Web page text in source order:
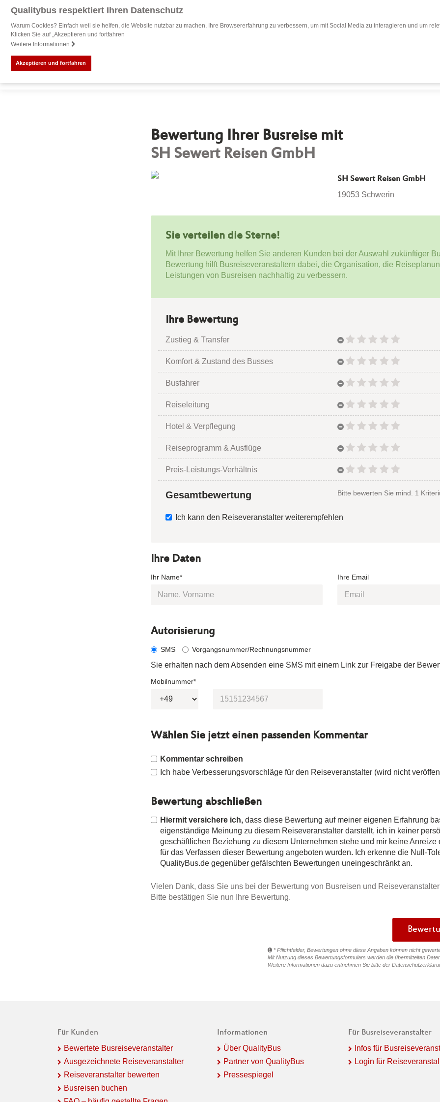
Qualitybus respektiert Ihren Datenschutz
Warum Cookies? Einfach weil sie helfen, die Website nutzbar zu machen, Ihre Browsererfahrung zu verbessern, um mit Social Media zu interagieren und um
Klicken Sie auf „Akzeptieren und fortfahren
Weitere Informationen
Akzeptieren und fortfahren
Bewertung Ihrer Busreise mit
SH Sewert Reisen GmbH
SH Sewert Reisen GmbH
19053 Schwerin
Sie verteilen die Sterne!
Mit Ihrer Bewertung helfen Sie anderen Kunden bei der Auswahl zukünftiger
Bewertung hilft Busreiseveranstaltern dabei, die Organisation, die
Leistungen von Busreisen nachhaltig zu verbessern.
Ihre Bewertung
Zustieg & Transfer
Komfort & Zustand des Busses
Busfahrer
Reiseleitung
Hotel & Verpflegung
Reiseprogramm & Ausflüge
Preis-Leistungs-Verhältnis
Gesamtbewertung Bitte bewerten Sie mind. 1
Ich kann den Reiseveranstalter weiterempfehlen
Ihre Daten
Ihr Name* Ihre Email
Autorisierung
SMS Vorgangsnummer/Rechnungsnummer
Sie erhalten nach dem Absenden eine SMS mit einem Link zur Freigabe der
Mobilnummer*
Wählen Sie jetzt einen passenden Kommentar
Kommentar schreiben
Ich habe Verbesserungsvorschläge für den Reiseveranstalter (wird nicht
Bewertung abschließen
Hiermit versichere ich, dass diese Bewertung auf meiner eigenen Erfahrung
eigenständige Meinung zu diesem Reiseveranstalter darstellt, ich in keiner
geschäftlichen Beziehung zu diesem Unternehmen stehe und mir keine Anreize
für das Verfassen dieser Bewertung angeboten wurden. Ich erkenne die Null-
QualityBus.de gegenüber gefälschten Bewertungen uneingeschränkt an.
Vielen Dank, dass Sie uns bei der Bewertung von Busreisen und
Bitte bestätigen Sie nun Ihre Bewertung.
* Pflichtfelder, Bewertungen ohne diese Angaben können nicht
Mit Nutzung dieses Bewertungsformulars werden die übermittelten
Weitere Informationen dazu entnehmen Sie bitte der
Für Kunden
Bewertete Busreiseveranstalter
Ausgezeichnete Reiseveranstalter
Reiseveranstalter bewerten
Busreisen buchen
Informationen
Über QualityBus
Partner von QualityBus
Pressespiegel
Für Busreiseveranstalter
Infos für
Login für